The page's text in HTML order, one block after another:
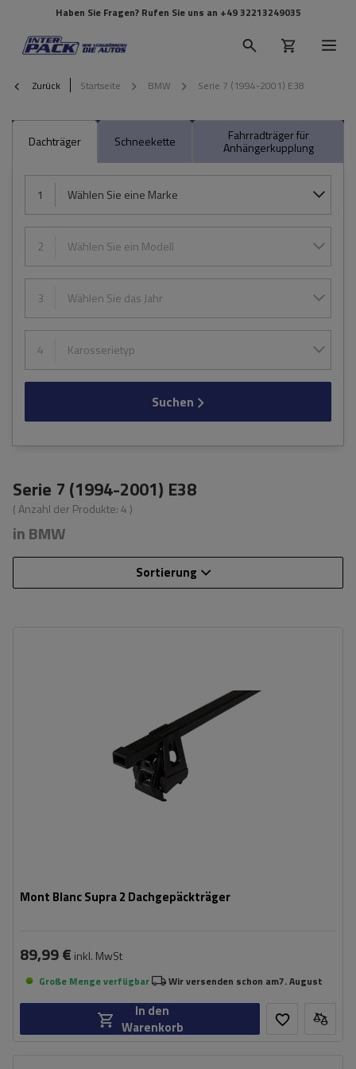
Haben Sie Fragen? Rufen Sie uns an +49 32213249035
Zurück Startseite BMW Serie 7 (1994-2001) E38
Dachträger Schneekette Fahrradträger für
Anhängerkupplung
1 Wählen Sie eine Marke
2 Wählen Sie ein Modell
3 Wählen Sie das Jahr
4 Karosserietyp
Suchen
Serie 7 (1994-2001) E38
( Anzahl der Produkte:4 )
in BMW
Sortierung
Mont Blanc Supra 2 Dachgepäckträger
89,99 € inkl. MwSt
Große Menge verfügbar Wir versenden schon am7. August
In den
Warenkorb